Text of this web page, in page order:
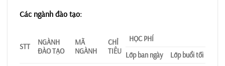
Các ngành đào tạo:
STT
NGÀNH
ĐÀO TẠO
MÃ
NGÀNH
CHỈ
TIÊU
HỌC PHÍ
Lớp ban ngày
Lớp buổi tối